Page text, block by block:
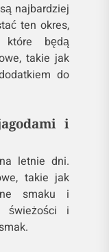
najbardziej
ten okres,
które będą
takie jak
do
i
letnie dni.
takie jak
smaku i
świeżości i